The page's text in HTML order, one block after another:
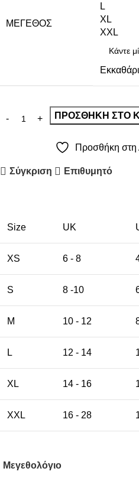
ΜΈΓΕΘΟΣ
L
XL
XXL
ΠΡΟΣΘΉΚΗ ΣΤΟ
Προσθήκη στη
Σύγκριση Επιθυμητό
Size UK
XS 6 - 8
S 8 -10
M 10 - 12
L 12 - 14
XL 14 - 16
XXL 16 - 28
Μεγεθολόγιο